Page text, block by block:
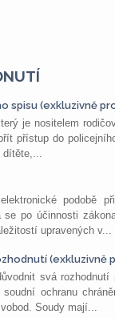
spisu (exkluzivně
je nositelem
přístup do
dítěte,...
podobě
se po účinnosti
upravených v...
(exkluzivně
svá rozhodnutí
ochranu
Soudy mají...